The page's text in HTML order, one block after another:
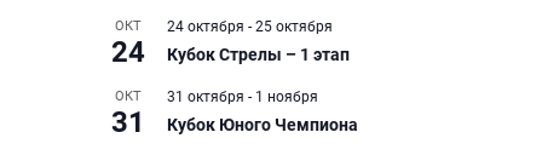
ОКТ
24
24 октября - 25 октября
Кубок Стрелы – 1 этап
ОКТ
31
31 октября - 1 ноября
Кубок Юного Чемпиона